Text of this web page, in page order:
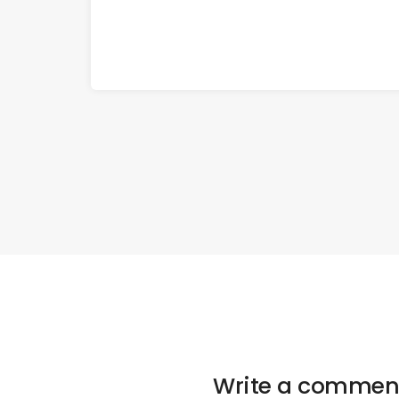
Write a